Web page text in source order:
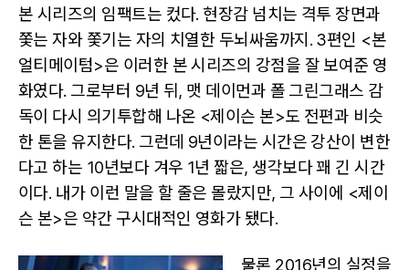
본 시리즈의 임팩트는 컸다. 현장감 넘치는 격투 장면과
쫓는 자와 쫓기는 자의 치열한 두뇌싸움까지. 3편인 <본
얼티메이텀>은 이러한 본 시리즈의 강점을 잘 보여준 영
화였다. 그로부터 9년 뒤, 맷 데이먼과 폴 그린그래스 감
독이 다시 의기투합해 나온 <제이슨 본>도 전편과 비슷
한 톤을 유지한다. 그런데 9년이라는 시간은 강산이 변한
다고 하는 10년보다 겨우 1년 짧은, 생각보다 꽤 긴 시간
이다. 내가 이런 말을 할 줄은 몰랐지만, 그 사이에 <제이
슨 본>은 약간 구시대적인 영화가 됐다.
물론 2016년의 실정을